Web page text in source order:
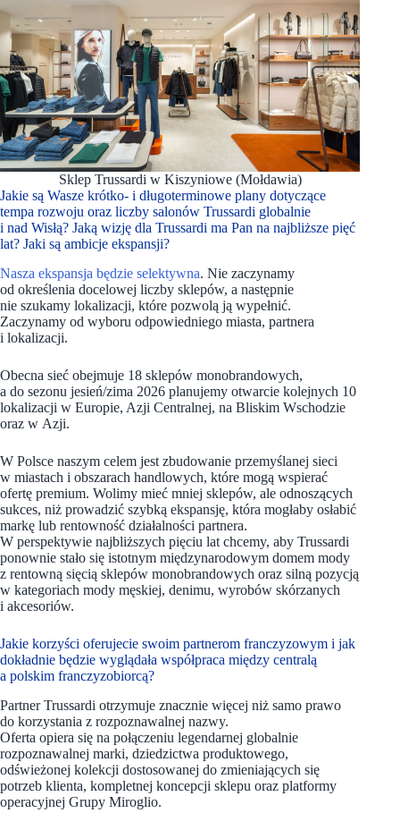
Sklep Trussardi w Kiszyniowe (Mołdawia)
Jakie są Wasze krótko- i długoterminowe plany dotyczące
tempa rozwoju oraz liczby salonów Trussardi globalnie
i nad Wisłą? Jaką wizję dla Trussardi ma Pan na najbliższe pięć
lat? Jaki są ambicje ekspansji?
Nasza ekspansja będzie selektywna. Nie zaczynamy
od określenia docelowej liczby sklepów, a następnie
nie szukamy lokalizacji, które pozwolą ją wypełnić.
Zaczynamy od wyboru odpowiedniego miasta, partnera
i lokalizacji.
Obecna sieć obejmuje 18 sklepów monobrandowych,
a do sezonu jesień/zima 2026 planujemy otwarcie kolejnych 10
lokalizacji w Europie, Azji Centralnej, na Bliskim Wschodzie
oraz w Azji.
W Polsce naszym celem jest zbudowanie przemyślanej sieci
w miastach i obszarach handlowych, które mogą wspierać
ofertę premium. Wolimy mieć mniej sklepów, ale odnoszących
sukces, niż prowadzić szybką ekspansję, która mogłaby osłabić
markę lub rentowność działalności partnera.
W perspektywie najbliższych pięciu lat chcemy, aby Trussardi
ponownie stało się istotnym międzynarodowym domem mody
z rentowną sięcią sklepów monobrandowych oraz silną pozycją
w kategoriach mody męskiej, denimu, wyrobów skórzanych
i akcesoriów.
Jakie korzyści oferujecie swoim partnerom franczyzowym i jak
dokładnie będzie wyglądała współpraca między centralą
a polskim franczyzobiorcą?
Partner Trussardi otrzymuje znacznie więcej niż samo prawo
do korzystania z rozpoznawalnej nazwy.
Oferta opiera się na połączeniu legendarnej globalnie
rozpoznawalnej marki, dziedzictwa produktowego,
odświeżonej kolekcji dostosowanej do zmieniających się
potrzeb klienta, kompletnej koncepcji sklepu oraz platformy
operacyjnej Grupy Miroglio.